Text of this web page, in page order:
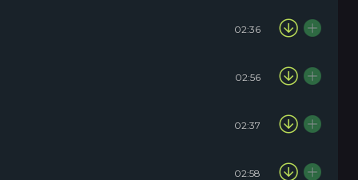
02:36
02:56
02:37
02:58